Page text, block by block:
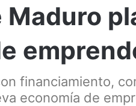
financiamiento,
economía de